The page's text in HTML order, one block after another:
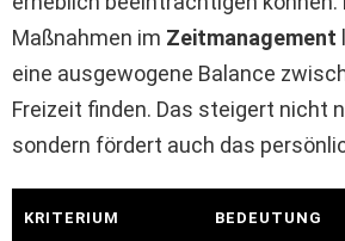
Maßnahmen im Zeitmanagement
eine ausgewogene Balance
Freizeit finden. Das steigert nicht
sondern fördert auch das
KRITERIUM BEDEUTUNG